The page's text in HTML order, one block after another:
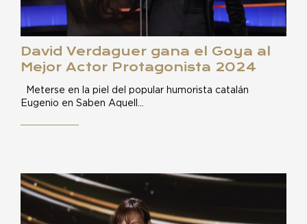
David Verdaguer gana el Goya al
Mejor Actor Protagonista 2024
Meterse en la piel del popular humorista catalán
Eugenio en Saben Aquell…